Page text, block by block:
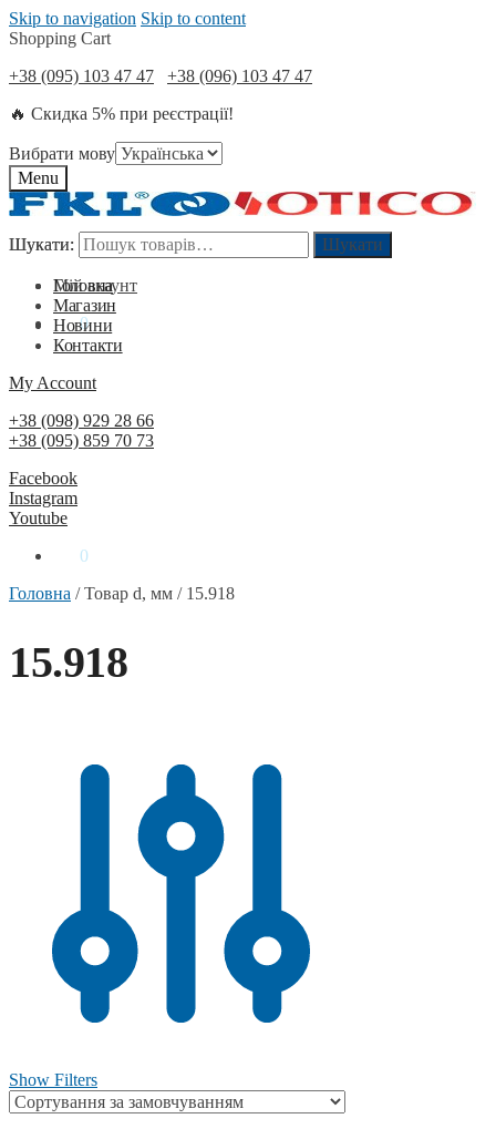
Skip to navigation Skip to content
Shopping Cart
+38 (095) 103 47 47
+38 (096) 103 47 47
🔥 Скидка 5% при реєстрації!
Вибрати мову
Menu
Шукати: Шукати
Мій акаунт
0₴ 0
Шукати: Шукати
Головна
Магазин
Новини
Контакти
My Account
+38 (098) 929 28 66
+38 (095) 859 70 73
Facebook
Instagram
Youtube
0
Головна /Товар d, мм / 15.918
15.918
Show Filters